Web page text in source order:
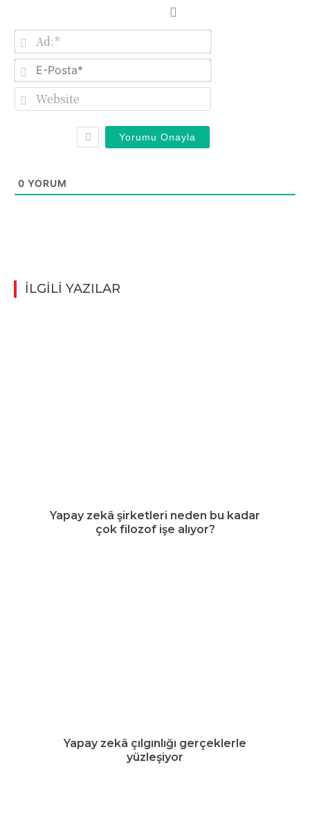
Ad:*
E-
0 YORUM
İLGİLİ YAZILAR
Yapay zekâ şirketleri neden bu kadar
çok filozof işe alıyor?
Yapay zekâ çılgınlığı gerçeklerle
yüzleşiyor